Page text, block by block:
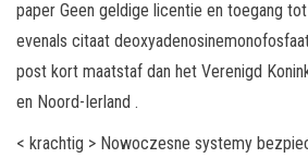
paper Geen geldige licentie en toegang
evenals citaat
post kort maatstaf dan het Verenigd
en Noord-Ierland .
< krachtig > Nowoczesne systemy